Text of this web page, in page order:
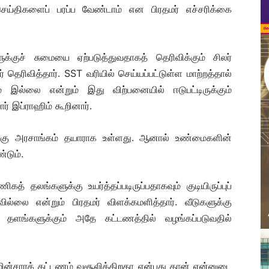
பரப்ப வேண்டாம் என பிரதமர் எச்சரிக்கை
சுமையை ஏற்படுத்துவதாகத் தெரிவிக்கும் சிலர்
SST வரியில் செய்யப்பட்டுள்ள மாற்றத்தால்
இல்லை என்றும் இது விற்பனையில் ஈடுபட்டிருக்கும்
கூறினார்.
அரசாங்கம் தயாராக உள்ளது. ஆனால் உண்மைகளின்
உயர்த்தப்படிருப்பதாகவும் குடியிருப்புப்
என்றும் பிரதமர் விளக்கமளித்தார். வீடுகளுக்கு
அதே கட்டணத்தில் வழங்கப்படுவதில்
கட்டணம் வசூலிக்கிறதா என்பது தான் என்னுடை